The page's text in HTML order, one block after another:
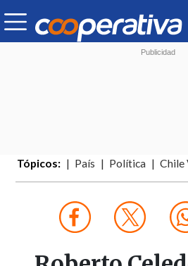
Tópicos: País Política Chile